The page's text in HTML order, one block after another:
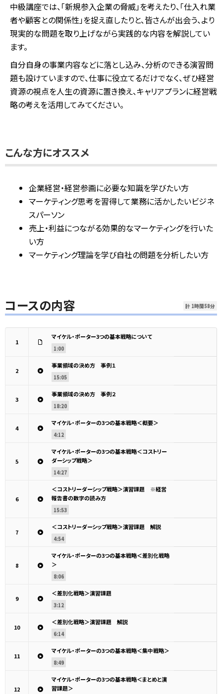
中級講座では、「新規参入企業の脅威」を考えたり、「仕入れ業
者や顧客との関係性」を捉え直したりと、皆さんが出会う、より
現実的な問題を取り上げながら実践的な内容を解説してい
ます。
自分自身の事業内容などに落とし込み、分析のできる演習問
題も設けていますので、仕事に役立てるだけでなく、ぜひ経営
資源の視点を人生の資源に置き換え、キャリアプランに経営戦
略の考えを活用してみてください。
こんな方にオススメ
企業経営・経営参画に必要な知識を学びたい方
マーケティング思考を習得して業務に活かしたいビジネ
スパーソン
売上・利益につながる効果的なマーケティングを行いた
い方
マーケティング理論を学び自社の問題を分析したい方
コースの内容 計 1時間58分
1
マイケル・ポーター3つの基本戦略について
1:00
2
事業領域の決め方 事例１
15:05
3
事業領域の決め方 事例２
18:20
4
マイケル・ポーターの3つの基本戦略＜概要＞
4:12
5
マイケル・ポーターの3つの基本戦略＜コストリー
ダーシップ戦略＞
14:27
6
＜コストリーダーシップ戦略＞演習課題 ※経営
報告書の数字の読み方
15:53
7
＜コストリーダーシップ戦略＞演習課題 解説
4:54
8
マイケル・ポーターの3つの基本戦略＜差別化戦略
＞
8:06
9
＜差別化戦略＞演習課題
3:12
10
＜差別化戦略＞演習課題 解説
6:14
11
マイケル・ポーターの3つの基本戦略＜集中戦略＞
8:49
12
マイケル・ポーターの3つの基本戦略＜まとめと演
習課題＞